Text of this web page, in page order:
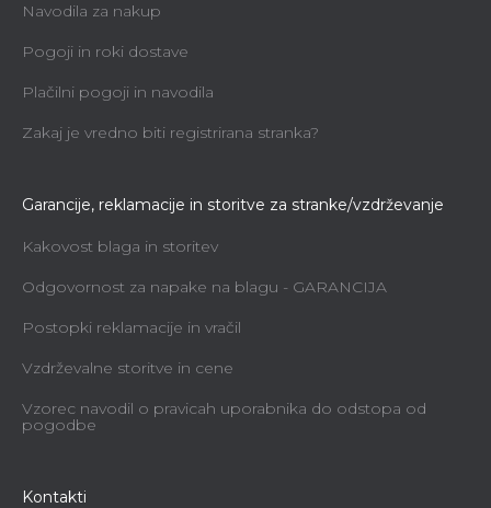
Navodila za nakup
Pogoji in roki dostave
Plačilni pogoji in navodila
Zakaj je vredno biti registrirana stranka?
Garancije, reklamacije in storitve za stranke/vzdrževanje
Kakovost blaga in storitev
Odgovornost za napake na blagu - GARANCIJA
Postopki reklamacije in vračil
Vzdrževalne storitve in cene
Vzorec navodil o pravicah uporabnika do odstopa od
pogodbe
Kontakti